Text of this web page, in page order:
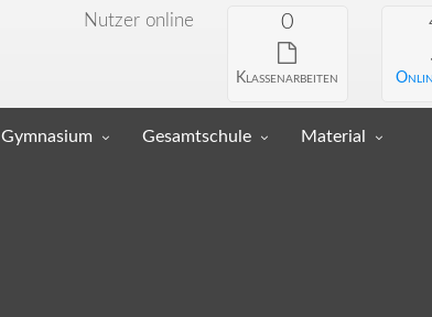
Nutzer online 0
Klassenarbeiten
Gymnasium Gesamtschule Material